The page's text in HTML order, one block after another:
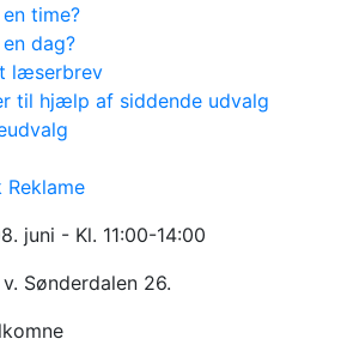
time?
dag?
læserbrev
til hjælp af siddende udvalg
Reklame
juni - Kl. 11:00-14:00
Sønderdalen 26.